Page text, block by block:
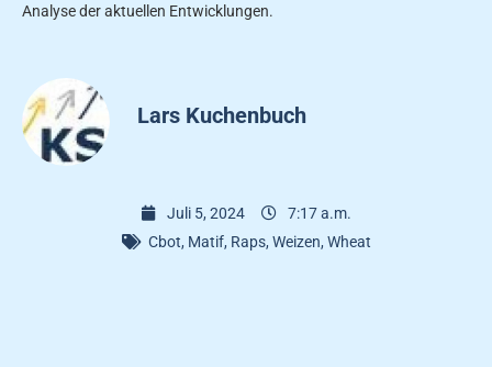
Analyse der aktuellen Entwicklungen.
Lars Kuchenbuch
Juli 5, 2024
7:17 a.m.
Cbot, Matif, Raps, Weizen, Wheat